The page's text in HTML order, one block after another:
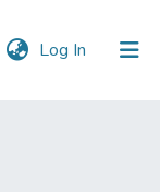
Log In (current)